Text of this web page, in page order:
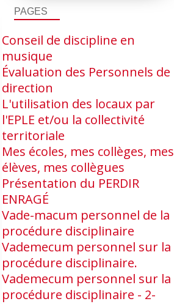
PAGES
Conseil de discipline en
musique
Évaluation des Personnels de
direction
L'utilisation des locaux par
l'EPLE et/ou la collectivité
territoriale
Mes écoles, mes collèges, mes
élèves, mes collègues
Présentation du PERDIR
ENRAGÉ
Vade-macum personnel de la
procédure disciplinaire
Vademecum personnel sur la
procédure disciplinaire.
Vademecum personnel sur la
procédure disciplinaire - 2-